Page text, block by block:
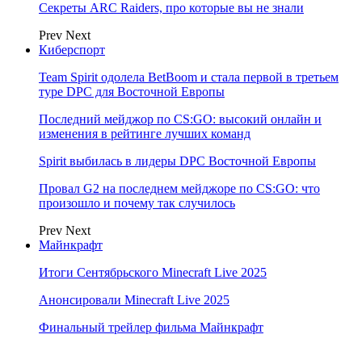
Секреты ARC Raiders, про которые вы не знали
Prev Next
Киберспорт
Team Spirit одолела BetBoom и стала первой в третьем
туре DPC для Восточной Европы
Последний мейджор по CS:GO: высокий онлайн и
изменения в рейтинге лучших команд
Spirit выбилась в лидеры DPC Восточной Европы
Провал G2 на последнем мейджоре по CS:GO: что
произошло и почему так случилось
Prev Next
Майнкрафт
Итоги Сентябрьского Minecraft Live 2025
Анонсировали Minecraft Live 2025
Финальный трейлер фильма Майнкрафт